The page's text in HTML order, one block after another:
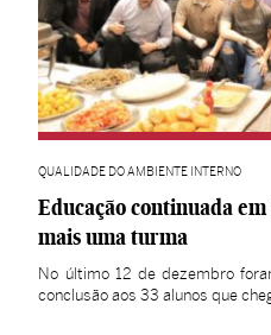
QUALIDADE DO AMBIENTE INTERNO
Educação continuada
mais uma turma
No último 12 de dezembro
conclusão aos 33 alunos que